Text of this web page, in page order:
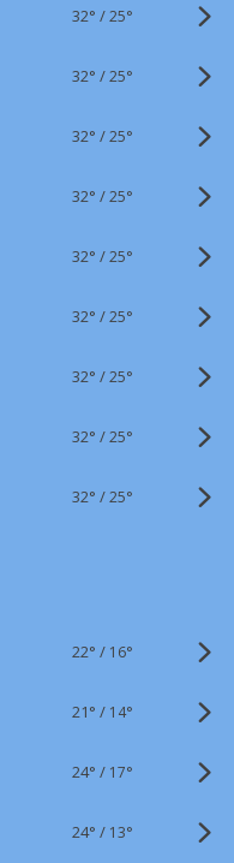
32° /25°
32° /25°
32° /25°
32° /25°
32° /25°
32° /25°
32° /25°
32° /25°
32° /25°
22° / 16°
21° / 14°
24° / 17°
24° / 13°